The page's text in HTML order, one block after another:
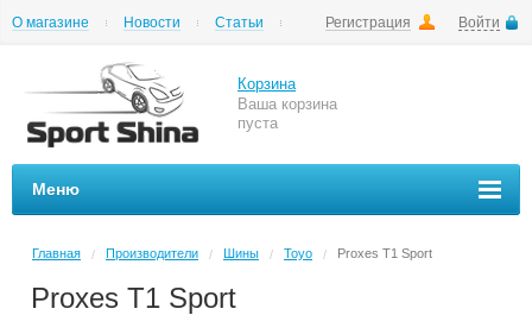
Регистрация Войти
О магазине Новости
Статьи
Корзина
Ваша корзина
пуста
Меню
Главная / Производители / Шины / Toyo / Proxes T1 Sport
Proxes T1 Sport